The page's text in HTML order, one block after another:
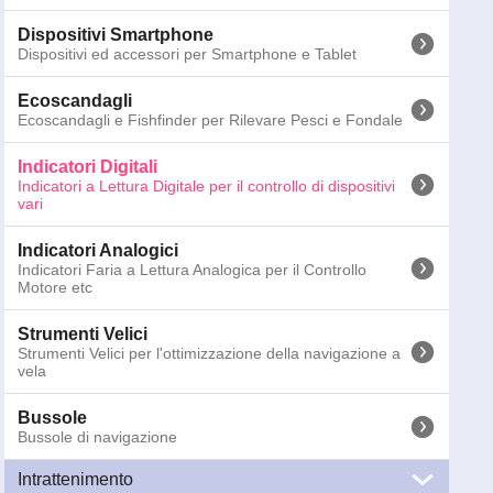
120-5210 CruzPro RP110 Ripetitore NMEA Intelligente
Peso:
Prezzi IVA
Binocoli
Binocoli Marini per la nautica
Torce Emergenza
Torce di Emergenza e per la sicurezza delle attività in
Altri Segnalatori
SART, Sistemi MOB e Gas Detector
Telecamere
Telecamere marine per Sorveglianza e Navigazione
Antenne
Antenne Nautiche VHF, TV, WiFi, AIS, FM e CB
Dispositivi Smartphone
Dispositivi ed accessori per Smartphone e Tablet
Ecoscandagli
Ecoscandagli e Fishfinder per Rilevare Pesci e Fondale
Indicatori Digitali
Indicatori a Lettura Digitale per il controllo di dispositivi
vari
Indicatori Analogici
Indicatori Faria a Lettura Analogica per il Controllo
Motore etc
Strumenti Velici
Strumenti Velici per l'ottimizzazione della navigazione a
vela
Bussole
Bussole di navigazione
Intrattenimento